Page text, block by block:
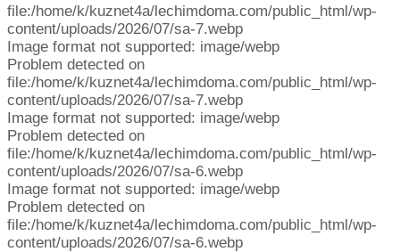
file:/home/k/kuznet4a/lechimdoma.com/public_html/wp-
content/uploads/2026/07/sa-7.webp
Image format not supported: image/webp
Problem detected on
file:/home/k/kuznet4a/lechimdoma.com/public_html/wp-
content/uploads/2026/07/sa-7.webp
Image format not supported: image/webp
Problem detected on
file:/home/k/kuznet4a/lechimdoma.com/public_html/wp-
content/uploads/2026/07/sa-6.webp
Image format not supported: image/webp
Problem detected on
file:/home/k/kuznet4a/lechimdoma.com/public_html/wp-
content/uploads/2026/07/sa-6.webp